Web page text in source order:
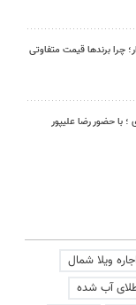
چرا برندها قیمت متفاوتی
با حضور رضا علیپور
اجاره ویلا شمال
آب شده